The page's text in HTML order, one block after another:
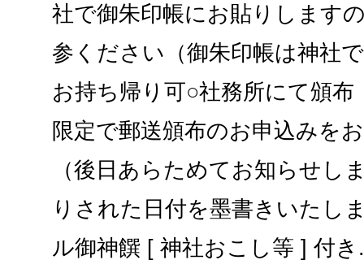
社で御朱印帳にお貼りします
参ください（御朱印帳は神社
お持ち帰り可○社務所にて頒布
限定で郵送頒布のお申込みを
（後日あらためてお知らせし
りされた日付を墨書きいたし
ル御神饌 [ 神社おこし等 ] 付